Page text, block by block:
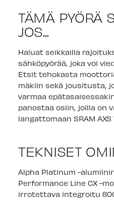
TÄMÄ PYÖRÄ
JOS...
Haluat seikkailla
sähköpyörää, joka voi
Etsit tehokasta
mäkiin sekä jousitusta,
varmaa
panostaa osiin, joilla on
langattomaan SRAM
TEKNISET
Alpha Platinum -
Performance Line CX -
irrotettava integroitu 800